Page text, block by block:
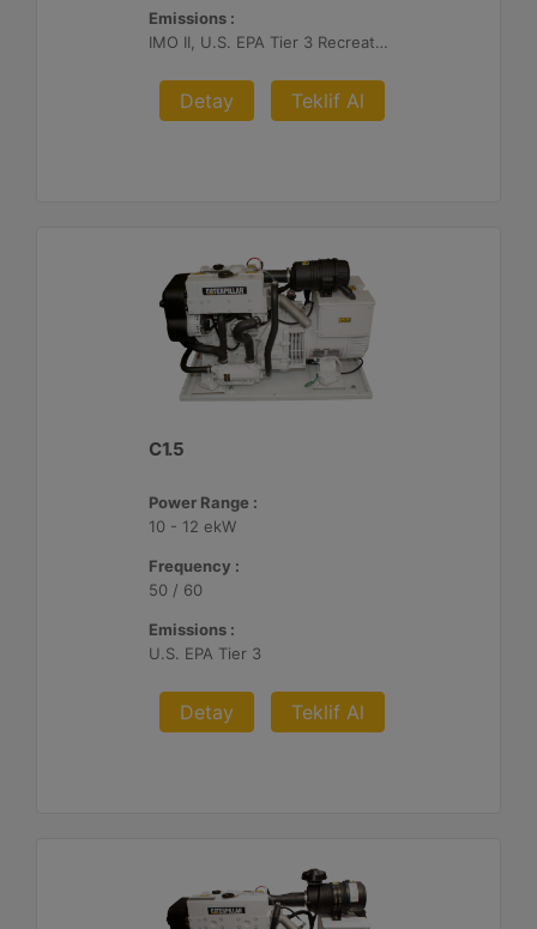
Emissions :
IMO II, U.S. EPA Tier 3 Recreational, RCD, China Stage II
Detay Teklif Al
C1.5
Power Range :
10 - 12 ekW
Frequency :
50 / 60
Emissions :
U.S. EPA Tier 3
Detay Teklif Al